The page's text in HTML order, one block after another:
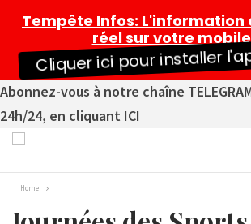
Abonnez-vous à notre chaîne
24h/24, en cliquant ICI
Home
Tempête Infos: L'information
réel sur votre mobile
Cliquer ici pour installer